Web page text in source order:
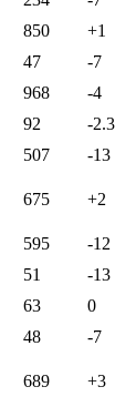
850
+1
47
-7
968
-4
92
-2.3
507 -13
675 +2
595
-12
51
-13
63
0
48 -7
689 +3